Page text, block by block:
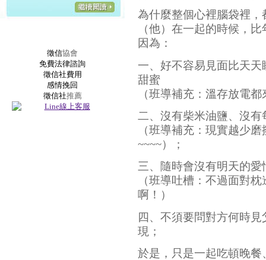
徵信協會
免費法律諮詢
徵信社費用
感情挽回
徵信社推薦
為什麼整個心裡腦袋裡
（他）在一起的時候，
因為：
一、好不容易見面比天
甜蜜
（班導補充：溫存放電
二、沒有柴米油鹽、沒
（班導補充：現實越少
~~~~）；
三、隨時會沒有明天的
（班導吐槽：不過面對
啊！）
四、不須要問對方何時
現；
於是，只是一起吃頓晚